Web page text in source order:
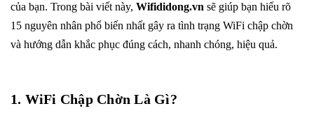
của bạn. Trong bài viết này, Wifididong.vn sẽ giúp bạn hiểu rõ
15 nguyên nhân phổ biến nhất gây ra tình trạng WiFi chập chờn
và hướng dẫn khắc phục đúng cách, nhanh chóng, hiệu quả.
1. WiFi Chập Chờn Là Gì?